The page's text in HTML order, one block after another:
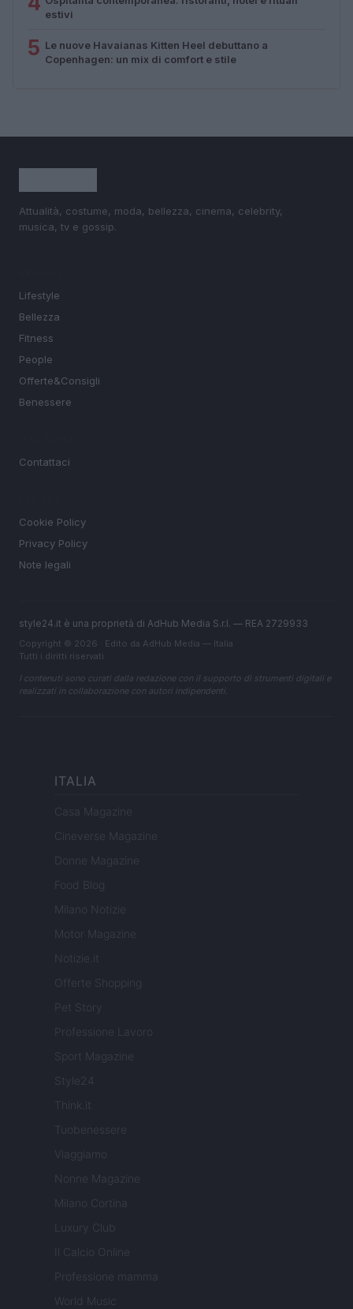
estivi
5 Le nuove Havaianas Kitten Heel debuttano a
Copenhagen: un mix di comfort e stile
Attualità, costume, moda, bellezza, cinema, celebrity,
musica, tv e gossip.
Lifestyle
Bellezza
Fitness
People
Offerte&Consigli
Benessere
Contattaci
Cookie Policy
Privacy Policy
Note legali
style24.it è una proprietà di AdHub Media S.r.l. — REA 2729933
Copyright © 2026 · Edito da AdHub Media — Italia
Tutti i diritti riservati
I contenuti sono curati dalla redazione con il supporto di strumenti digitali e
realizzati in collaborazione con autori indipendenti.
ITALIA
Casa Magazine
Cineverse Magazine
Donne Magazine
Food Blog
Milano Notizie
Motor Magazine
Notizie.it
Offerte Shopping
Pet Story
Professione Lavoro
Sport Magazine
Style24
Think.it
Tuobenessere
Viaggiamo
Nonne Magazine
Milano Cortina
Luxury Club
Il Calcio Online
Professione mamma
World Music